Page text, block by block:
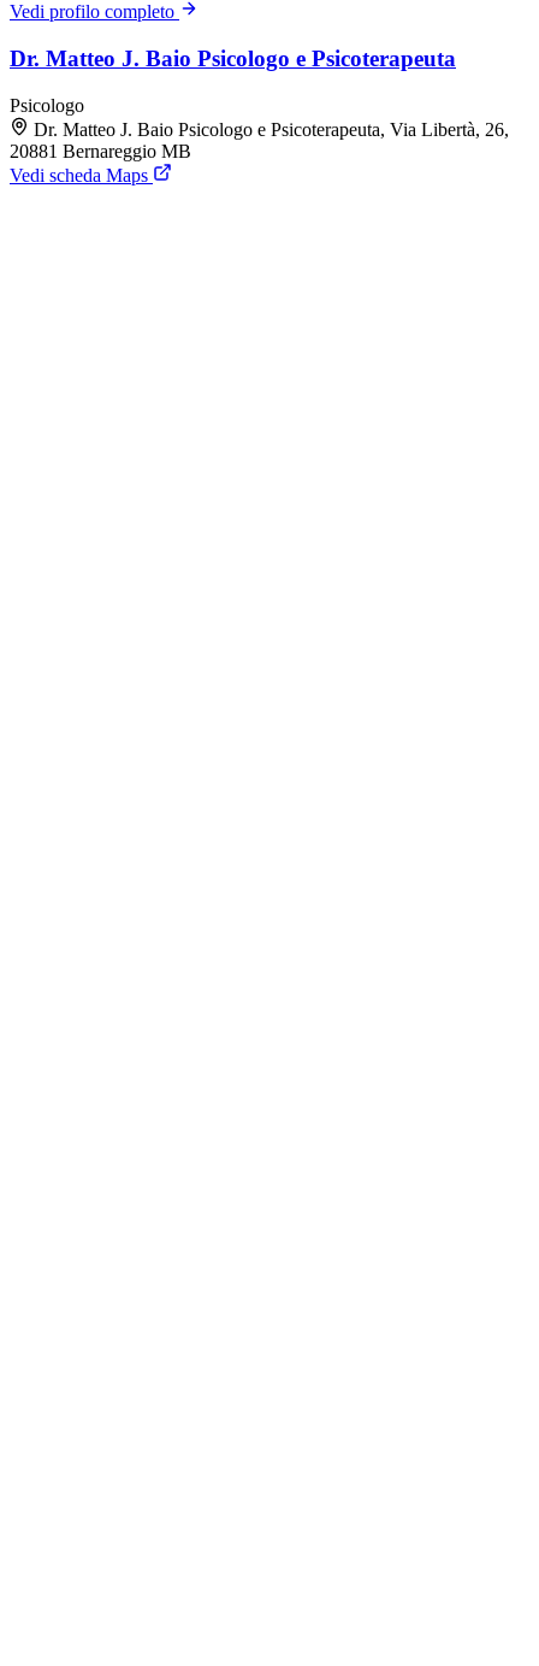
Vedi profilo completo
Dr. Matteo J. Baio Psicologo e Psicoterapeuta
Psicologo
Dr. Matteo J. Baio Psicologo e Psicoterapeuta, Via Libertà, 26,
20881 Bernareggio MB
Vedi scheda Maps